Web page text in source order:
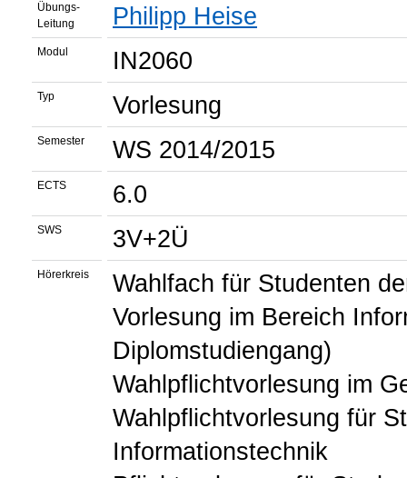
Übungs-
Leitung
Philipp Heise
Modul IN2060
Typ Vorlesung
Semester WS 2014/2015
ECTS 6.0
SWS 3V+2Ü
Hörerkreis
Wahlfach für Studenten
Vorlesung im Bereich
Diplomstudiengang)
Wahlpflichtvorlesung im
Wahlpflichtvorlesung für
Informationstechnik